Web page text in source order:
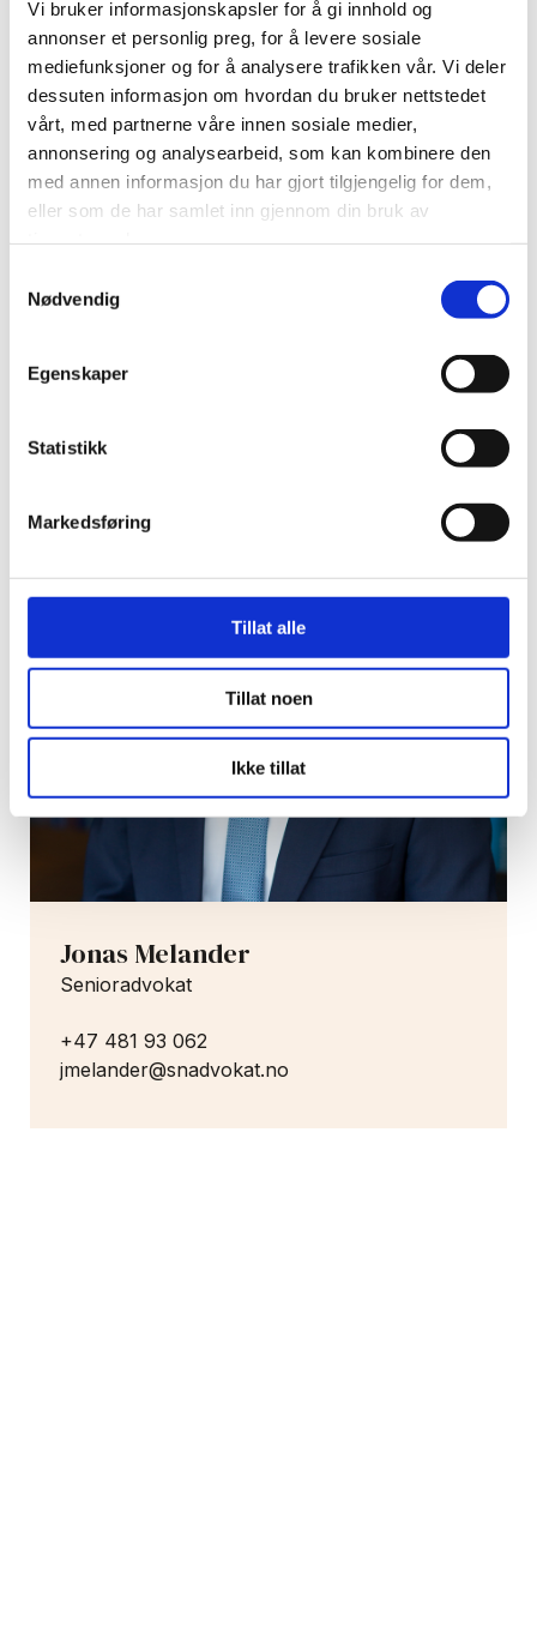
Vi bruker informasjonskapsler for å gi innhold og
annonser et personlig preg, for å levere sosiale
mediefunksjoner og for å analysere trafikken vår. Vi deler
dessuten informasjon om hvordan du bruker nettstedet
vårt, med partnerne våre innen sosiale medier,
annonsering og analysearbeid, som kan kombinere den
med annen informasjon du har gjort tilgjengelig for dem,
eller som de har samlet inn gjennom din bruk av
Nødvendig
Egenskaper
Statistikk
Markedsføring
Tillat alle
Tillat noen
Ikke tillat
Jonas Melander er ansvarlig for
traineeordningen. Eventuelle spørsmål om
ordningen kan sendes til han på e-post eller
stilles per telefon. Vi ønsker at alle søknader
sendes gjennom Nuu.
Søk her
Jonas Melander
Senioradvokat
+47 481 93 062
jmelander@snadvokat.no